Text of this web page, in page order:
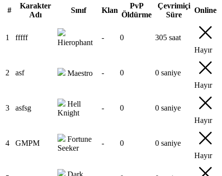
#
Karakter
Adı
Sınıf Klan
PvP
Öldürme
Çevrimiçi
Süre
Online
1 fffff
Hierophant
- 0
305 saat
Hayır
2 asf Maestro - 0
0 saniye
Hayır
3 asfsg
Hell
Knight
- 0
0 saniye
Hayır
4 GMPM
Fortune
Seeker
- 0
0 saniye
Hayır
Dark